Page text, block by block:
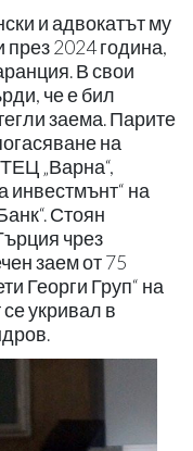
и адвокатът му
през 2024 година,
В свои
че е бил
заема. Парите
на
„Варна“,
инвестмънт“ на
Стоян
чрез
заем от 75
Георги Груп“ на
укривал в